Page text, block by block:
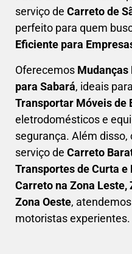
serviço de Carretode
perfeito para quem
Eficiente para
Oferecemos Mudanças
para Sabará, ideais
Transportar Móveis de
eletrodomésticos e
segurança. Além
serviço de Carreto
Transportes de Curta e
Carreto na Zona Leste,
Zona Oeste,
motoristas experientes.